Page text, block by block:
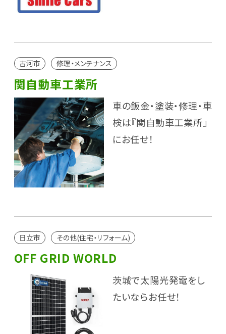
古河市 修理・メンテナンス
関自動車工業所
車の鈑金・塗装・修理・車
検は『関自動車工業所』
にお任せ！
日立市 その他(住宅・リフォーム)
OFF GRID WORLD
茨城で太陽光発電をし
たいならお任せ！